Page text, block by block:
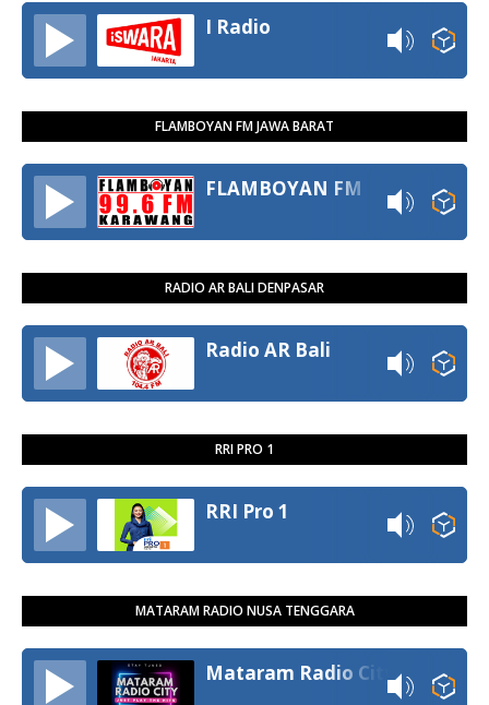
I Radio
FLAMBOYAN FM JAWA BARAT
FLAMBOYAN FM
RADIO AR BALI DENPASAR
Radio AR Bali
RRI PRO 1
RRI Pro 1
MATARAM RADIO NUSA TENGGARA
Mataram Radio City